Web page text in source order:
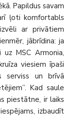
Papildus savam
ļoti komfortabls
ar privātiem
jābrīdina: ja
MSC Armonia,
viesiem īpaši
serviss un brīvā
Kad saule
piestātne, ir laiks
izbaudīt